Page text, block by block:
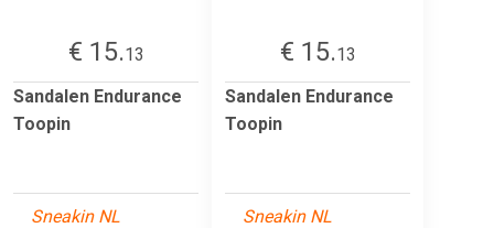
€ 15.13
Sandalen Endurance
Toopin
Sneakin NL
€ 15.13
Sandalen Endurance
Toopin
Sneakin NL